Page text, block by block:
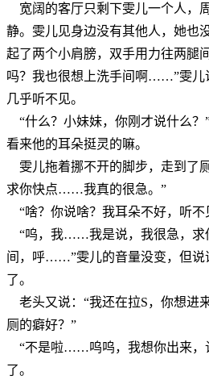
宽阔的客厅只剩下雯儿一个人，
静。雯儿见身边没有其他人，她也
起了两个小肩膀，双手用力往两腿
吗？我也很想上洗手间啊……”雯儿
几乎听不见。
“什么？小妹妹，你刚才说什么？
看来他的耳朵挺灵的嘛。
雯儿拖着挪不开的脚步，走到了
求你快点……我真的很急。”
“啥？你说啥？我耳朵不好，听不
“呜，我……我是说，我很急，
间，呼……”雯儿的音量没变，但说
了。
老头又说：“我还在拉S，你想进
厕的癖好？”
“不是啦……呜呜，我想你出来
了。